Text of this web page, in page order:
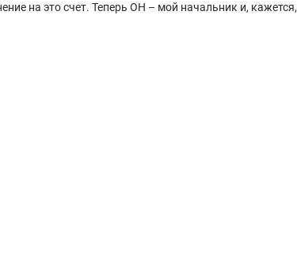
на это счет. Теперь ОН – мой начальник и, кажется,